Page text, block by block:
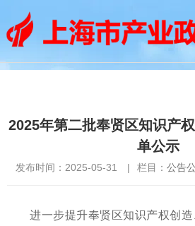
2025年第二批奉贤区知识产
单公示
发布时间：2025-05-31 | 栏目： 公告
进一步提升奉贤区知识产权创